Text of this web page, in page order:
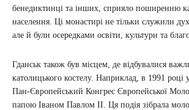
бенедиктинці та інших, сприяло поширенню
населення. Ці монастирі не тільки служили
але й були осередками освіти, культури та
Гданськ також був місцем, де відбувалися
католицького костелу. Наприклад, в 1991 році у
Пан-Європейський Конгрес Європейської
папою Іваном Павлом ІІ. Ця подія зібрала